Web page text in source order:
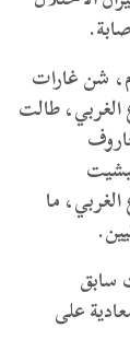
شن غارات
الغربي، طالت
ما
سابق
على